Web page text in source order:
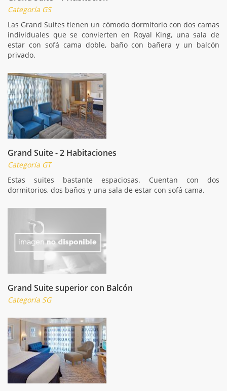
Categoría GS
Las Grand Suites tienen un cómodo dormitorio con dos camas
individuales que se convierten en Royal King, una sala de
estar con sofá cama doble, baño con bañera y un balcón
privado.
Grand Suite - 2 Habitaciones
Categoría GT
Estas suites bastante espaciosas. Cuentan con dos
dormitorios, dos baños y una sala de estar con sofá cama.
Grand Suite superior con Balcón
Categoría SG